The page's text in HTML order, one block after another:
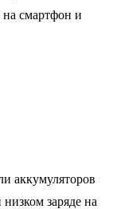
на смартфон и
аккумуляторов
заряде на